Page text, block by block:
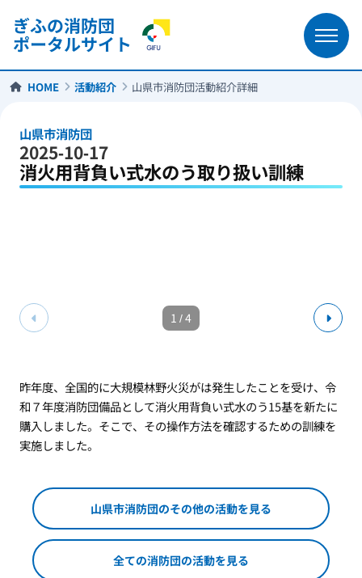
ぎふの消防団
ポータルサイト
HOME 活動紹介 山県市消防団活動紹介詳細
山県市消防団
2025-10-17
消火用背負い式水のう取り扱い訓練
1 /4
昨年度、全国的に大規模林野火災がは発生したことを受け、令
和７年度消防団備品として消火用背負い式水のう15基を新たに
購入しました。そこで、その操作方法を確認するための訓練を
実施しました。
山県市消防団のその他の活動を見る
全ての消防団の活動を見る